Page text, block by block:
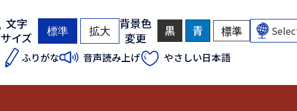
文字
サイズ
標準
（
期
拡大
（
期
背景色
変更
黒
景
色
を
色
青
景
色
を
色
標準
景
に
ふりがな 音声読み上げ やさしい日本語